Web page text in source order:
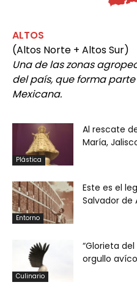
ALTOS
(Altos Norte + Altos Sur)
Una de las zonas
del país, que forma
Mexicana.
Plástica
Al rescate
María,
Entorno
Este es el
Salvador de
Culinario
“Glorieta
orgullo